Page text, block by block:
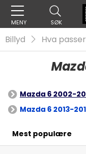
MENY SØK
Billyd Hva
Mazda 6 2002-
Mazda 6 2013-